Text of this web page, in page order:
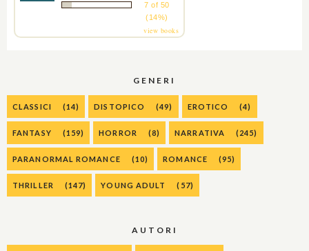
7 of 50
(14%)
view books
GENERI
CLASSICI (14) DISTOPICO (49) EROTICO (4)
FANTASY (159) HORROR (8) NARRATIVA (245)
PARANORMAL ROMANCE (10) ROMANCE (95)
THRILLER (147) YOUNG ADULT (57)
AUTORI